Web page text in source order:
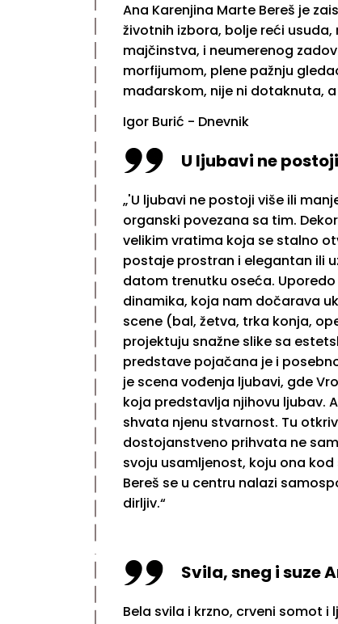
Ana Karenjina Marte Bereš je
životnih izbora, bolje reći
majčinstva, i neumerenog
morfijumom, plene pažnju
mađarskom, nije ni dotaknuta,
Igor Burić - Dnevnik
U ljubavi ne
„'U ljubavi ne postoji više ili
organski povezana sa tim.
velikim vratima koja se stalno
postaje prostran i elegantan ili
datom trenutku oseća.
dinamika, koja nam dočarava
scene (bal, žetva, trka konja,
projektuju snažne slike sa
predstave pojačana je i
je scena vođenja ljubavi, gde
koja predstavlja njihovu ljubav.
shvata njenu stvarnost. Tu
dostojanstveno prihvata ne
svoju usamljenost, koju ona
Bereš se u centru nalazi
dirljiv.“
Svila, sneg i suze
Bela svila i krzno, crveni somot